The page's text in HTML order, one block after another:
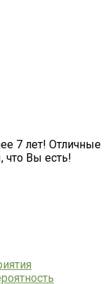
7 лет! Отличные
Вы есть!